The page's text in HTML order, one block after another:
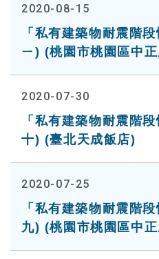
2020-08-15
「私有建築物耐震階
ㄧ) (桃園市桃園區中
2020-07-30
「私有建築物耐震階
十) (臺北天成飯店)
2020-07-25
「私有建築物耐震階
九) (桃園市桃園區中